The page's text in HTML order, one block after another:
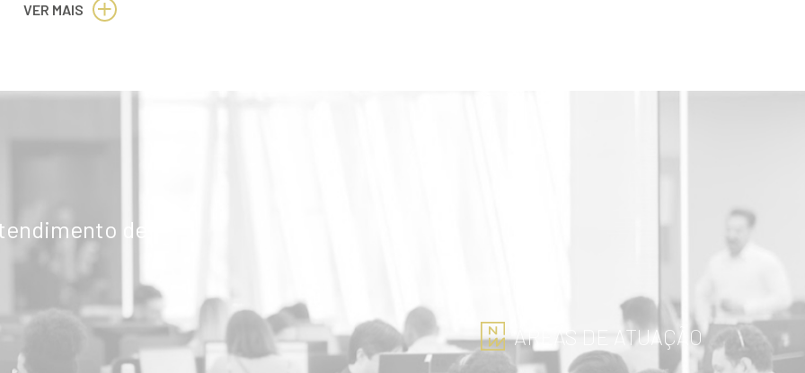
VER MAIS
de
ÁREAS DE ATUAÇÃO